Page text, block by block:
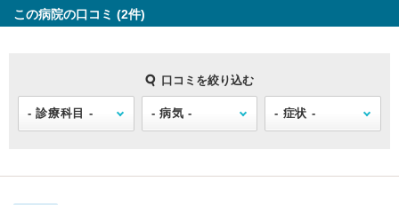
この病院の口コミ (2件)
口コミを絞り込む